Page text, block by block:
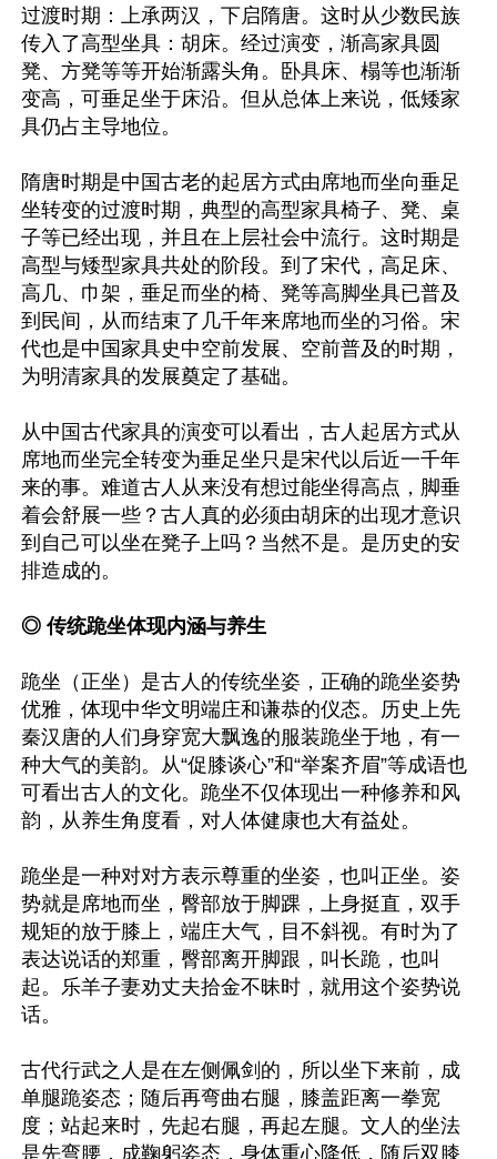
过渡时期：上承两汉，下启隋唐。这时从少数民族
传入了高型坐具：胡床。经过演变，渐高家具圆
凳、方凳等等开始渐露头角。卧具床、榻等也渐渐
变高，可垂足坐于床沿。但从总体上来说，低矮家
具仍占主导地位。
隋唐时期是中国古老的起居方式由席地而坐向垂足
坐转变的过渡时期，典型的高型家具椅子、凳、桌
子等已经出现，并且在上层社会中流行。这时期是
高型与矮型家具共处的阶段。到了宋代，高足床、
高几、巾架，垂足而坐的椅、凳等高脚坐具已普及
到民间，从而结束了几千年来席地而坐的习俗。宋
代也是中国家具史中空前发展、空前普及的时期，
为明清家具的发展奠定了基础。
从中国古代家具的演变可以看出，古人起居方式从
席地而坐完全转变为垂足坐只是宋代以后近一千年
来的事。难道古人从来没有想过能坐得高点，脚垂
着会舒展一些？古人真的必须由胡床的出现才意识
到自己可以坐在凳子上吗？当然不是。是历史的安
排造成的。
◎ 传统跪坐体现内涵与养生
跪坐（正坐）是古人的传统坐姿，正确的跪坐姿势
优雅，体现中华文明端庄和谦恭的仪态。历史上先
秦汉唐的人们身穿宽大飘逸的服装跪坐于地，有一
种大气的美韵。从“促膝谈心”和“举案齐眉”等成语也
可看出古人的文化。跪坐不仅体现出一种修养和风
韵，从养生角度看，对人体健康也大有益处。
跪坐是一种对对方表示尊重的坐姿，也叫正坐。姿
势就是席地而坐，臀部放于脚踝，上身挺直，双手
规矩的放于膝上，端庄大气，目不斜视。有时为了
表达说话的郑重，臀部离开脚跟，叫长跪，也叫
起。乐羊子妻劝丈夫拾金不昧时，就用这个姿势说
话。
古代行武之人是在左侧佩剑的，所以坐下来前，成
单腿跪姿态；随后再弯曲右腿，膝盖距离一拳宽
度；站起来时，先起右腿，再起左腿。文人的坐法
是先弯腰，成鞠躬姿态，身体重心降低，随后双膝